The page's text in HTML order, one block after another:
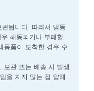
됩니다. 따라서 냉동
해동되거나 부패할
동품이 도착한 경우 수
보관 또는 배송 시 발생
을 지지 않는 점 양해